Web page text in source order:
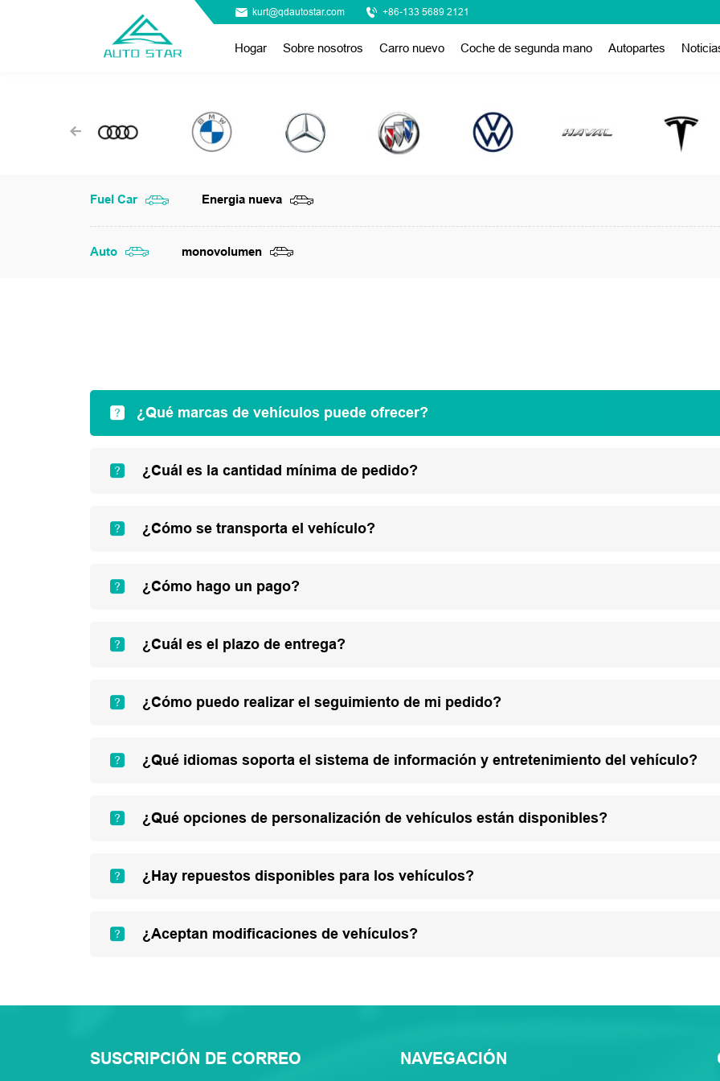
kurt@qdautostar.com +86-133 5689 2121
Hogar Sobre nosotros Carro nuevo Coche de segunda mano Autopartes
Fuel Car Energia nueva
Auto monovolumen
¿Qué marcas de vehículos puede ofrecer?
¿Cuál es la cantidad mínima de pedido?
¿Cómo se transporta el vehículo?
¿Cómo hago un pago?
¿Cuál es el plazo de entrega?
¿Cómo puedo realizar el seguimiento de mi pedido?
¿Qué idiomas soporta el sistema de información y entretenimiento del vehículo?
¿Qué opciones de personalización de vehículos están disponibles?
¿Hay repuestos disponibles para los vehículos?
¿Aceptan modificaciones de vehículos?
SUSCRIPCIÓN DE CORREO NAVEGACIÓN